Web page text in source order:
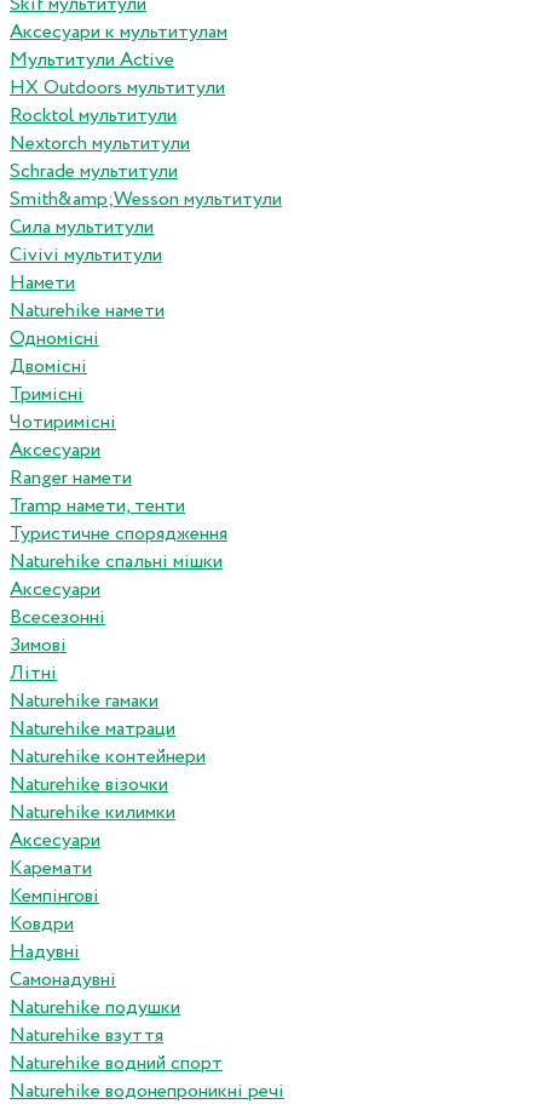
Аксесуари к мультитулам
Мультитули Active
HX Outdoors мультитули
Rocktol мультитули
Nextorch мультитули
Schrade мультитули
Smith&amp;Wesson мультитули
Сила мультитули
Civivi мультитули
Намети
Naturehike намети
Одномісні
Двомісні
Тримісні
Чотиримісні
Аксесуари
Ranger намети
Tramp намети, тенти
Туристичне спорядження
Naturehike спальні мішки
Аксесуари
Всесезонні
Зимові
Літні
Naturehike гамаки
Naturehike матраци
Naturehike контейнери
Naturehike візочки
Naturehike килимки
Аксесуари
Каремати
Кемпінгові
Ковдри
Надувні
Самонадувні
Naturehike подушки
Naturehike взуття
Naturehike водний спорт
Naturehike водонепроникні речі